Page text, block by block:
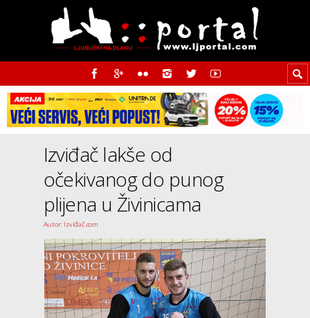
Izviđač lakše od
očekivanog do punog
plijena u Živinicama
Autor: Izviđač.com